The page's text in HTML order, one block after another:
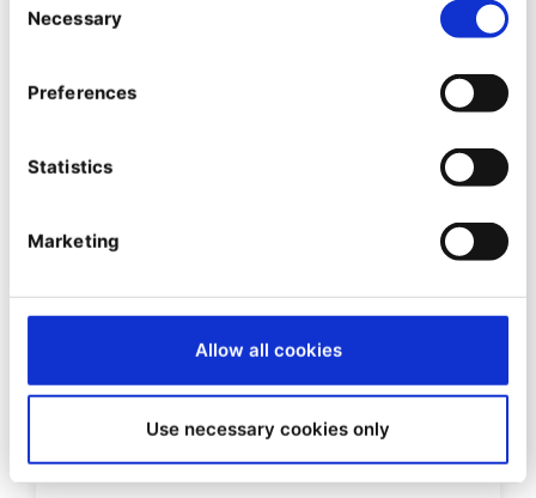
Selection
Necessary
Preferences
Statistics
Marketing
Allow all cookies
Use necessary cookies only
VIDEO